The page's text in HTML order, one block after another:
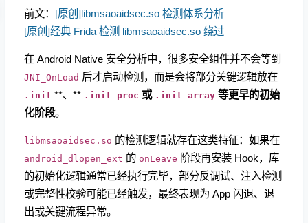
前文： [原创]libmsaoaidsec.so 检测体系分析
[原创]经典 Frida 检测 libmsaoaidsec.so 绕过
在 Android Native 安全分析中，很多安全组件并不会等到
JNI_OnLoad ​ 后才启动检测，而是会将部分关键逻辑放在
.init ​ **、**​ .init_proc 或 .init_array 等更早的初始
化阶段。
libmsaoaidsec.so ​ 的检测逻辑就存在这类特征：如果在
android_dlopen_ext ​ 的 onLeave 阶段再安装 Hook，库
的初始化逻辑通常已经执行完毕，部分反调试、注入检测
或完整性校验可能已经触发，最终表现为 App 闪退、退
出或关键流程异常。